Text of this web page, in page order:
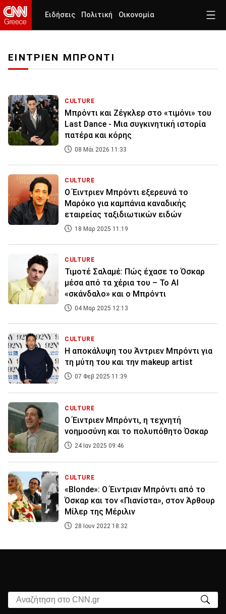
Ειδήσεις Πολιτική Οικονομία
ΕΙΝΤΡΙΕΝ ΜΠΡΟΝΤΙ
CULTURE
Μπρόντι και Ζέγκλερ στο «τιμόνι» του
Last Dance - Μια συγκινητική ιστορία
πατέρα και κόρης
08 Μάι 2026 11:33
CULTURE
Ο Έιντριεν Μπρόντι εξερευνά το
Μαρόκο για καμπάνια καναδικής
εταιρείας ταξιδιωτικών ειδών
18 Μαρ 2025 11:19
CULTURE
Τιμοτέ Σαλαμέ: Πώς έχασε το Όσκαρ
μέσα από τα χέρια του – Το AI
«σκάνδαλο» και ο Μπρόντι
04 Μαρ 2025 12:13
CULTURE
Η αποκάλυψη του Άντριεν Μπρόντι για
τη μύτη του και την makeup artist
07 Φεβ 2025 11:39
CULTURE
Ο Έιντριεν Μπρόντι, η τεχνητή
νοημοσύνη και το πολυπόθητο Όσκαρ
24 Ιαν 2025 09:46
CULTURE
«Blonde»: Ο Έιντριαν Μπρόντι από το
Όσκαρ και τον «Πιανίστα», στον Άρθουρ
Μίλερ της Μέριλιν
28 Ιουν 2022 18:32
Αναζήτηση στο CNN.gr